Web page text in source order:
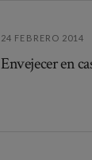
24 FEBRERO 2014
Envejecer en